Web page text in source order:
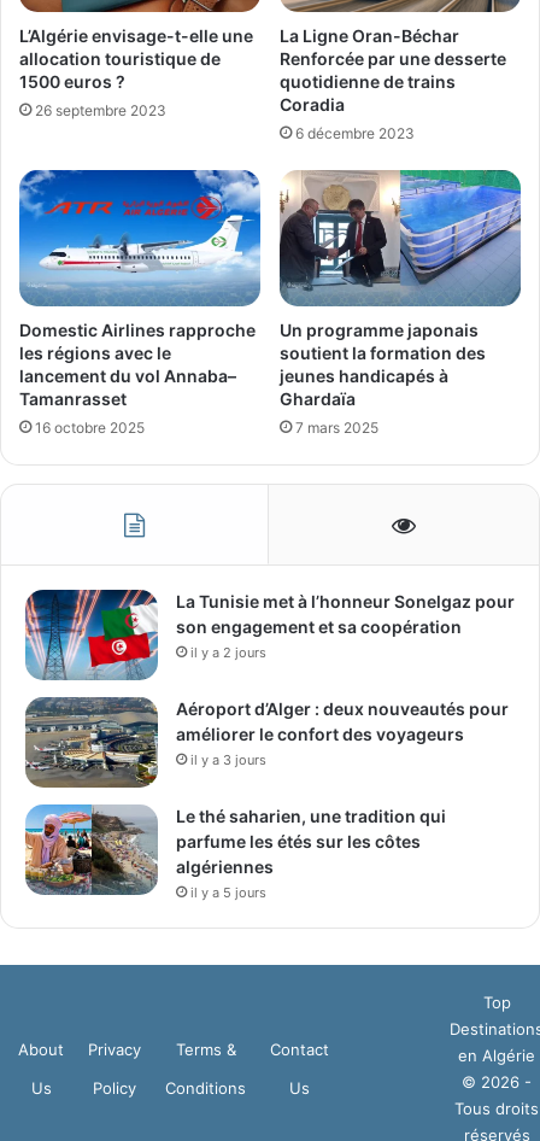
L’Algérie envisage-t-elle une
allocation touristique de
1500 euros ?
26 septembre 2023
La Ligne Oran-Béchar
Renforcée par une desserte
quotidienne de trains
Coradia
6 décembre 2023
Domestic Airlines rapproche
les régions avec le
lancement du vol Annaba–
Tamanrasset
16 octobre 2025
Un programme japonais
soutient la formation des
jeunes handicapés à
Ghardaïa
7 mars 2025
La Tunisie met à l’honneur Sonelgaz pour
son engagement et sa coopération
il y a 2 jours
Aéroport d’Alger : deux nouveautés pour
améliorer le confort des voyageurs
il y a 3 jours
Le thé saharien, une tradition qui
parfume les étés sur les côtes
algériennes
il y a 5 jours
About
Us
Privacy
Policy
Terms &
Conditions
Contact
Us
Top
en Algérie
© 2026 -
Tous droits
réservés